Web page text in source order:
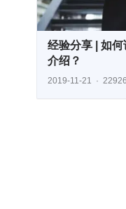
经验分享 | 如
介绍？
2019-11-21